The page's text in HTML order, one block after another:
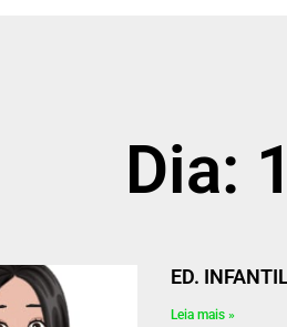
Dia:
ED.
Leia mais »